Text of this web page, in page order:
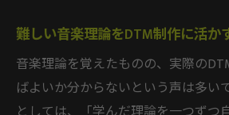
難しい音楽理論をDTM制作に活か
音楽理論を覚えたものの、実際の
ばよいか分からないという声は多い